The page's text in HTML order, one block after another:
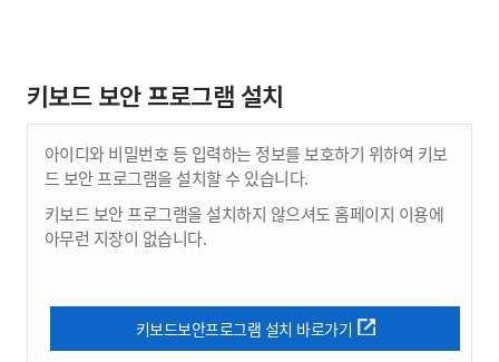
키보드 보안 프로그램 설치
아이디와 비밀번호 등 입력하는 정보를 보호하기 위하여 키보
드 보안 프로그램을 설치할 수 있습니다.
키보드 보안 프로그램을 설치하지 않으셔도 홈페이지 이용에
아무런 지장이 없습니다.
키보드보안프로그램 설치 바로가기